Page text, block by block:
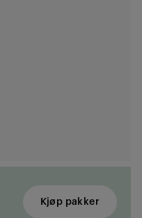
Kjøp pakker